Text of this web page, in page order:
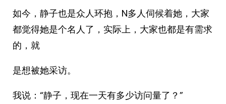
如今，静子也是众人环抱，N多人伺候着她，大家
都觉得她是个名人了，实际上，大家也都是有需求
的，就
是想被她采访。
我说：“静子，现在一天有多少访问量了？”